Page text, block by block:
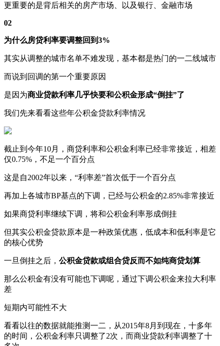
更重要的是背后相关的房产市场、以及银行、金融市场
02
为什么房贷利率要调整回到3%
其实从调整的城市名单不难发现，基本都是热门的一二线城市
而说到回调的第一个重要原因
是因为商业贷款利率几乎快要和公积金形成“倒挂”了
我们先来看看这些年公积金贷款利率情况
截止到今年10月，商贷利率和公积金利率已经非常接近，相差
仅0.75%，不足一个百分点
这是自2002年以来，“利率差”首次低于一个百分点
再加上各城市BP基点的下调，已经与公积金的2.85%非常接近
如果商贷利率继续下调，将和公积金利率形成倒挂
但其实公积金贷款原本是一种政策优惠，低成本和低利率是它
的核心优势
一旦倒挂之后， 公积金贷款或组合贷反而不如纯商贷划算
那么公积金有没有可能也下调呢，通过下调公积金来拉大利率
差
短期内可能性不大
看看以往的数据就能推测一二，从2015年8月到现在，十多年
的时间，公积金利率只调整了2次，而商业贷款利率调整了十